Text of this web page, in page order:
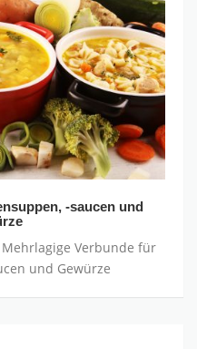
-saucen und
Verbunde für
und Gewürze